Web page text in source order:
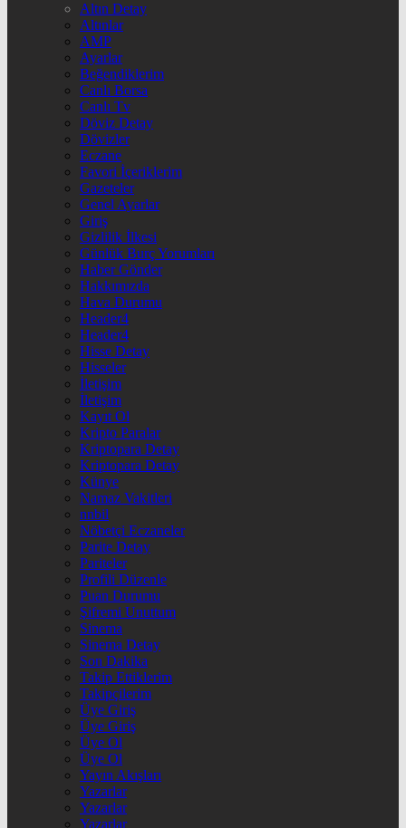
Altın Detay
Altınlar
AMP
Ayarlar
Beğendiklerim
Canlı Borsa
Canlı Tv
Döviz Detay
Dövizler
Eczane
Favori İçeriklerim
Gazeteler
Genel Ayarlar
Giriş
Gizlilik İlkesi
Günlük Burç Yorumları
Haber Gönder
Hakkımızda
Hava Durumu
Header4
Header4
Hisse Detay
Hisseler
İletişim
İletişim
Kayıt Ol
Kripto Paralar
Kriptopara Detay
Kriptopara Detay
Künye
Namaz Vakitleri
nnbil
Nöbetçi Eczaneler
Parite Detay
Pariteler
Profili Düzenle
Puan Durumu
Şifremi Unuttum
Sinema
Sinema Detay
Son Dakika
Takip Ettiklerim
Takipçilerim
Üye Giriş
Üye Giriş
Üye Ol
Üye Ol
Yayın Akışları
Yazarlar
Yazarlar
Yazarlar